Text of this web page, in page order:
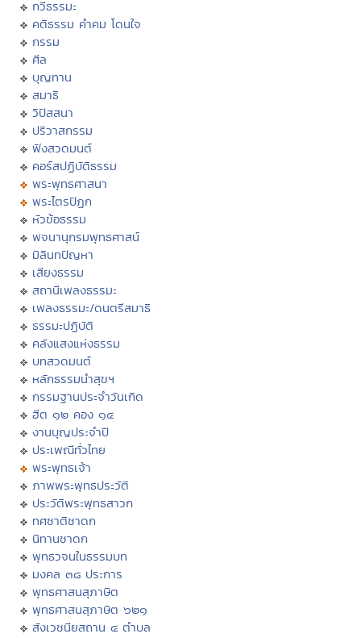
กวีธรรมะ
คติธรรม คำคม โดนใจ
กรรม
ศีล
บุญทาน
สมาธิ
วิปัสสนา
ปริวาสกรรม
ฟังสวดมนต์
คอร์สปฏิบัติธรรม
พระพุทธศาสนา
พระไตรปิฏก
หัวข้อธรรม
พจนานุกรมพุทธศาสน์
มิลินทปัญหา
เสียงธรรม
สถานีเพลงธรรมะ
เพลงธรรมะ/ดนตรีสมาธิ
ธรรมะปฏิบัติ
คลังแสงแห่งธรรม
บทสวดมนต์
หลักธรรมนำสุขฯ
กรรมฐานประจำวันเกิด
ฮีต ๑๒ คอง ๑๔
งานบุญประจำปี
ประเพณีทั่วไทย
พระพุทธเจ้า
ภาพพระพุทธประวัติ
ประวัติพระพุทธสาวก
ทศชาติชาดก
นิทานชาดก
พุทธวจนในธรรมบท
มงคล ๓๘ ประการ
พุทธศาสนสุภาษิต
พุทธศาสนสุภาษิต ๖๒๑
สังเวชนียสถาน ๔ ตำบล